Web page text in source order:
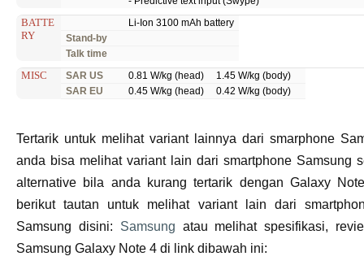
BATTE
RY
Li-Ion 3100 mAh battery
Stand-by
Talk time
MISC SAR US
0.81 W/kg (head) 1.45 W/kg (body)
SAR EU
0.45 W/kg (head) 0.42 W/kg (body)
Tertarik untuk melihat variant lainnya dari smarphone
anda bisa melihat variant lain dari smartphone Samsung
alternative bila anda kurang tertarik dengan Galaxy
berikut tautan untuk melihat variant lain dari
Samsung disini: Samsung atau melihat spesifikasi,
Samsung Galaxy Note 4 di link dibawah ini: